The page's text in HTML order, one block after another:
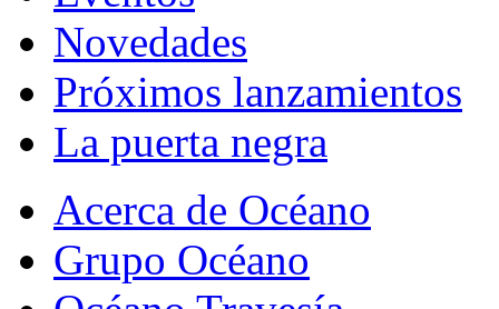
Novedades
Próximos lanzamientos
La puerta negra
Acerca de Océano
Grupo Océano